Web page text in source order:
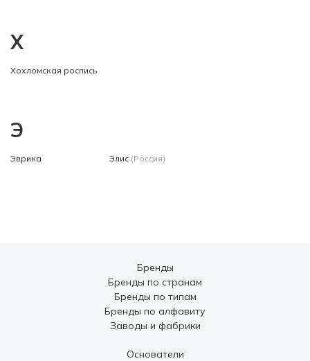
Х
Хохломская роспись
Э
Эврика Элис (Россия)
Бренды
Бренды по странам
Бренды по типам
Бренды по алфавиту
Заводы и фабрики
Основатели